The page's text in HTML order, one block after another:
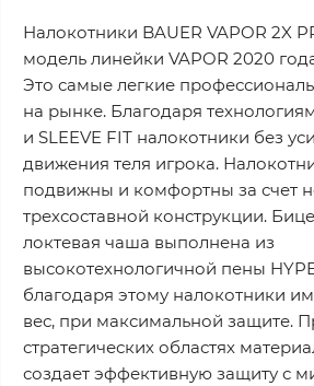
Налокотники BAUER VAPOR 2X
модель линейки VAPOR 2020
Это самые легкие
на рынке. Благодаря
и SLEEVE FIT налокотники без
движения теля игрока.
подвижны и комфортны за счет
трехсоставной конструкции.
локтевая чаша выполнена из
высокотехнологичной пены
благодаря этому налокотники
вес, при максимальной защите.
стратегических областях
создает эффективную защиту с